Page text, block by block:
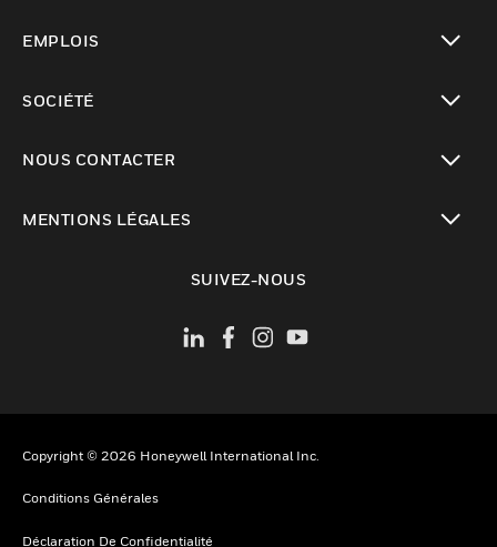
EMPLOIS
SOCIÉTÉ
NOUS CONTACTER
MENTIONS LÉGALES
SUIVEZ-NOUS
Copyright © 2026 Honeywell International Inc.
Conditions Générales
Déclaration De Confidentialité